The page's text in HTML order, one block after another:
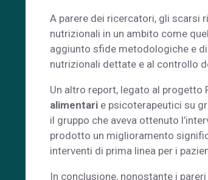
A parere dei ricercatori, gli scarsi
nutrizionali in un ambito come
aggiunto sfide metodologiche e
nutrizionali dettate e al controllo
Un altro report, legato al progetto
alimentari e psicoterapeutici su
il gruppo che aveva ottenuto
prodotto un miglioramento
interventi di prima linea per i
In conclusione, nonostante i